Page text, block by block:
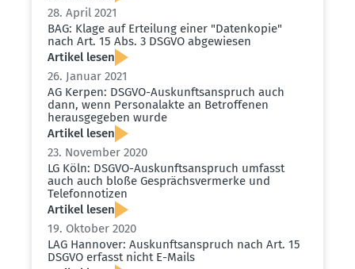
28. April 2021
BAG: Klage auf Erteilung einer "Daten­kopie"
nach Art. 15 Abs. 3 DSGVO abgewiesen
Artikel lesen
26. Januar 2021
AG Kerpen: DSGVO-Auskunfts­an­spruch auch
dann, wenn Perso­nalakte an Betrof­fenen
heraus­ge­geben wurde
Artikel lesen
23. November 2020
LG Köln: DSGVO-Auskunfts­an­spruch umfasst
auch auch bloße Gesprächs­ver­merke und
Telefon­no­tizen
Artikel lesen
19. Oktober 2020
LAG Hannover: Auskunfts­an­spruch nach Art. 15
DSGVO erfasst nicht E-Mails